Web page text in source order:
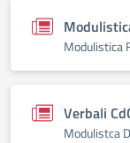
Modulistica
Verbali
Modulistca